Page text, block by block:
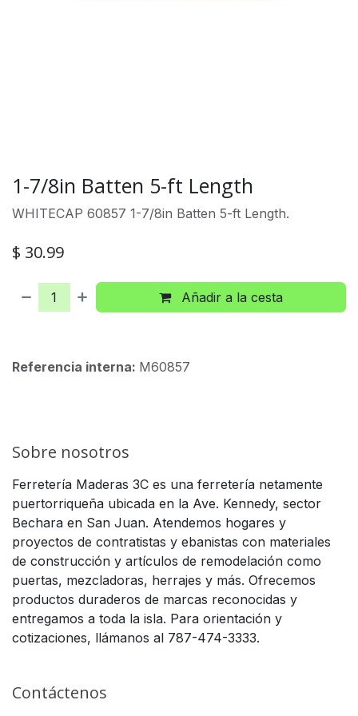
1-7/8in Batten 5-ft Length
WHITECAP 60857 1-7/8in Batten 5-ft Length.
$ 30.99
Añadir a la cesta
Referencia interna: M60857
Sobre nosotros
Ferretería Maderas 3C es una ferretería netamente
puertorriqueña ubicada en la Ave. Kennedy, sector
Bechara en San Juan. Atendemos hogares y
proyectos de contratistas y ebanistas con materiales
de construcción y artículos de remodelación como
puertas, mezcladoras, herrajes y más. Ofrecemos
productos duraderos de marcas reconocidas y
entregamos a toda la isla. Para orientación y
cotizaciones, llámanos al 787-474-3333.
Contáctenos